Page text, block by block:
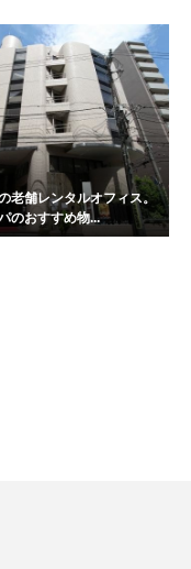
老舗レンタルオフィス。
のおすすめ物...